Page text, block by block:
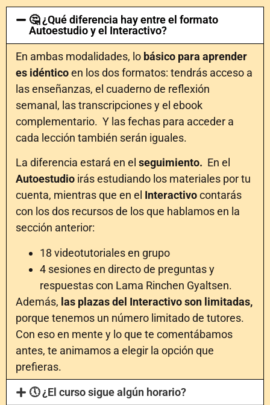
🤔 ¿Qué diferencia hay entre el formato
Autoestudio y el Interactivo?
En ambas modalidades, lo básico para aprender
es idénticoen los dos formatos: tendrás acceso a
las enseñanzas, el cuaderno de reflexión
semanal, las transcripciones y el ebook
complementario. Y las fechas para acceder a
cada lección también serán iguales.
La diferencia estará en el seguimiento. En el
Autoestudio irás estudiando los materiales por tu
cuenta, mientras que en el Interactivocontarás
con los dos recursos de los que hablamos en la
sección anterior:
18 videotutoriales en grupo
4 sesiones en directo de preguntas y
respuestas con Lama Rinchen Gyaltsen.
Además, las plazas del Interactivo son limitadas,
porque tenemos un número limitado de tutores.
Con eso en mente y lo que te comentábamos
antes, te animamos a elegir la opción que
prefieras.
🕔 ¿El curso sigue algún horario?